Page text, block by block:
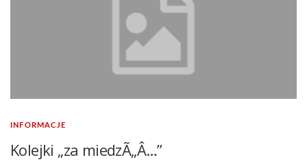
INFORMACJE
Kolejki „za miedzÃ„Â…”